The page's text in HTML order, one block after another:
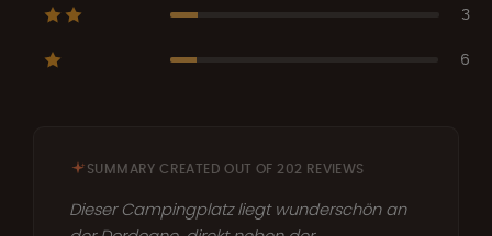
3
6
SUMMARY CREATED OUT OF 202 REVIEWS
Dieser Campingplatz liegt wunderschön an